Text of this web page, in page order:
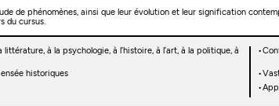
de phénomènes, ainsi que leur évolution et leur signification
du cursus.
à la psychologie, à l’histoire, à l’art, à la politique, à
historiques